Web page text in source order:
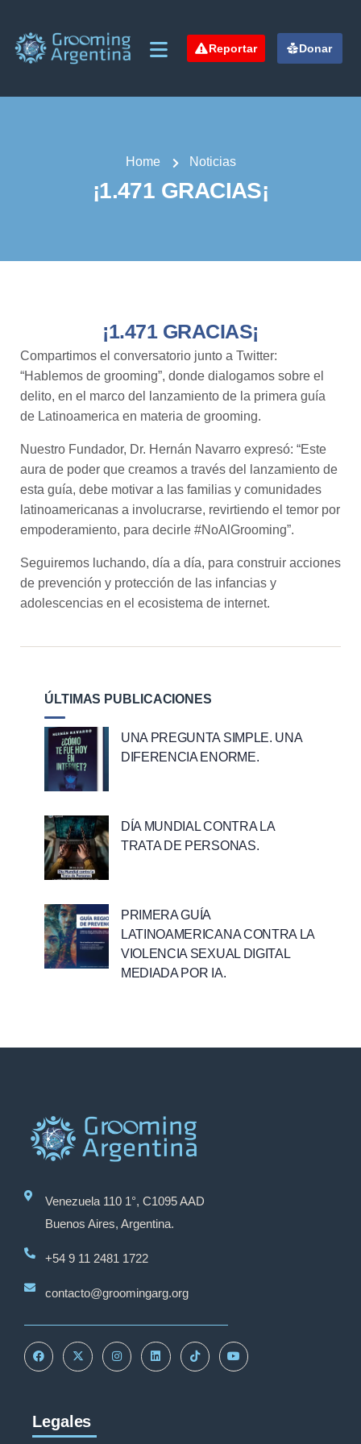
Reportar Donar
Home Noticias
¡1.471 GRACIAS¡
¡1.471 GRACIAS¡
Compartimos el conversatorio junto a Twitter:
“Hablemos de grooming”, donde dialogamos sobre el
delito, en el marco del lanzamiento de la primera guía
de Latinoamerica en materia de grooming.
Nuestro Fundador, Dr. Hernán Navarro expresó: “Este
aura de poder que creamos a través del lanzamiento de
esta guía, debe motivar a las familias y comunidades
latinoamericanas a involucrarse, revirtiendo el temor por
empoderamiento, para decirle #NoAlGrooming”.
Seguiremos luchando, día a día, para construir acciones
de prevención y protección de las infancias y
adolescencias en el ecosistema de internet.
ÚLTIMAS PUBLICACIONES
UNA PREGUNTA SIMPLE. UNA
DIFERENCIA ENORME.
DÍA MUNDIAL CONTRA LA
TRATA DE PERSONAS.
PRIMERA GUÍA
LATINOAMERICANA CONTRA LA
VIOLENCIA SEXUAL DIGITAL
MEDIADA POR IA.
Venezuela 110 1°, C1095 AAD
Buenos Aires, Argentina.
+54 9 11 2481 1722
contacto@groomingarg.org
Legales